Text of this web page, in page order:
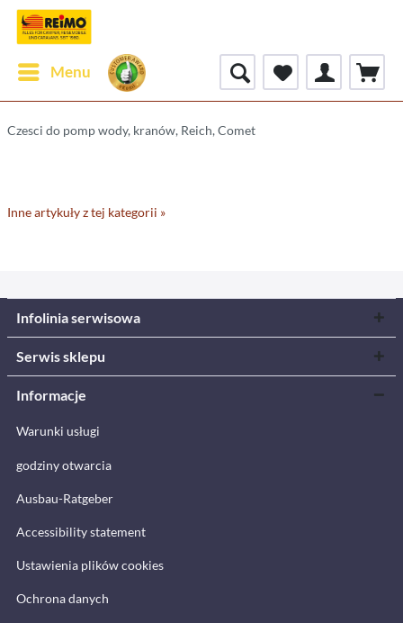
Menu
Czesci do pomp wody, kranów, Reich, Comet
Inne artykuły z tej kategorii »
Infolinia serwisowa
Serwis sklepu
Informacje
Warunki usługi
godziny otwarcia
Ausbau-Ratgeber
Accessibility statement
Ustawienia plików cookies
Ochrona danych